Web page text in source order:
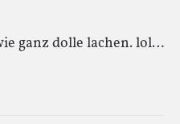
ganz dolle lachen. lol…